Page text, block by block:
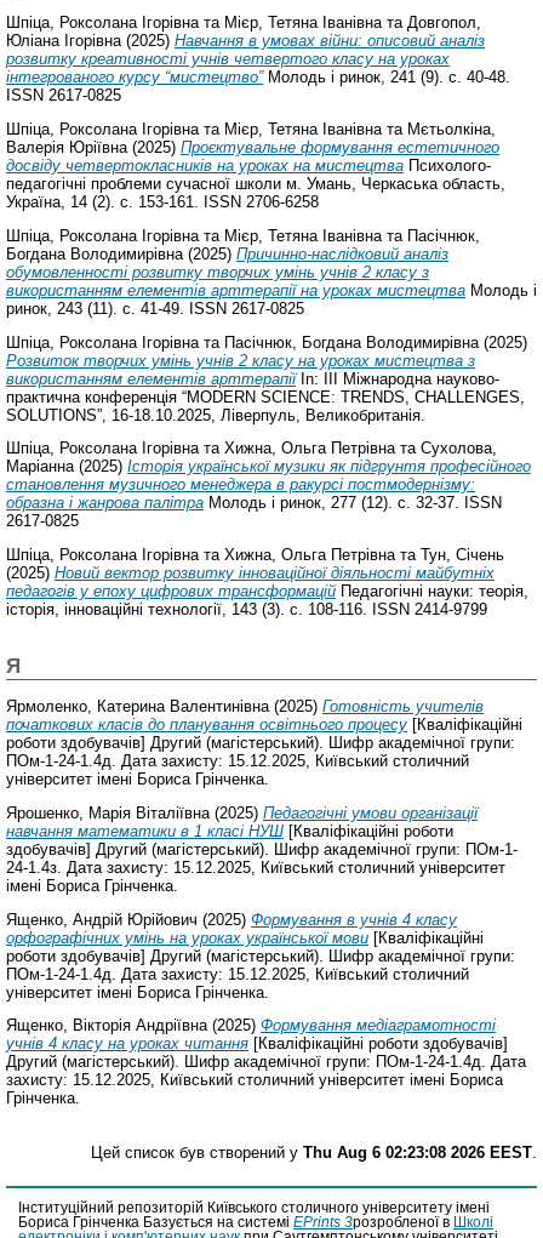
Шпіца, Роксолана Ігорівната Мієр, Тетяна Іванівната Довгопол,
Юліана Ігорівна(2025) Навчання в умовах війни: описовий аналіз
розвитку креативності учнів четвертого класу на уроках
інтегрованого курсу “мистецтво”Молодь і ринок, 241 (9). с. 40-48.
ISSN 2617-0825
Шпіца, Роксолана Ігорівна та Мієр, Тетяна Іванівна та Мєтьолкіна,
Валерія Юріївна (2025) Проєктувальне формування естетичного
досвіду четвертокласників на уроках на мистецтва Психолого-
педагогічні проблеми сучасної школи м. Умань, Черкаська область,
Україна, 14 (2). с. 153-161. ISSN 2706-6258
Шпіца, Роксолана Ігорівна та Мієр, Тетяна Іванівна та Пасічнюк,
Богдана Володимирівна (2025) Причинно-наслідковий аналіз
обумовленності розвитку творчих умінь учнів 2 класу з
використанням елементів арттерапії на уроках мистецтва Молодь і
ринок, 243 (11). с. 41-49. ISSN 2617-0825
Шпіца, Роксолана Ігорівна та Пасічнюк, Богдана Володимирівна (2025)
Розвиток творчих умінь учнів 2 класу на уроках мистецтва з
використанням елементів арттерапіїIn: III Міжнародна науково-
практична конференція “MODERN SCIENCE: TRENDS, CHALLENGES,
SOLUTIONS”, 16-18.10.2025, Ліверпуль, Великобританія.
Шпіца, Роксолана Ігорівната Хижна, Ольга Петрівната Сухолова,
Маріанна(2025) Історія української музики як підгрунтя професійного
становлення музичного менеджера в ракурсі постмодернізму:
образна і жанрова палітра Молодь і ринок, 277 (12). с. 32-37. ISSN
2617-0825
Шпіца, Роксолана Ігорівната Хижна, Ольга Петрівната Тун, Січень
(2025) Новий вектор розвитку інноваційної діяльності майбутніх
педагогів у епоху цифрових трансформацій Педагогічні науки: теорія,
історія, інноваційні технології, 143 (3). с. 108-116. ISSN 2414-9799
Я
Ярмоленко, Катерина Валентинівна (2025) Готовність учителів
початкових класів до планування освітнього процесу [Кваліфікаційні
роботи здобувачів] Другий (магістерський). Шифр академічної групи:
ПОм-1-24-1.4д. Дата захисту: 15.12.2025, Київський столичний
університет імені Бориса Грінченка.
Ярошенко, Марія Віталіївна (2025) Педагогічні умови організації
навчання математики в 1 класі НУШ [Кваліфікаційні роботи
здобувачів] Другий (магістерський). Шифр академічної групи: ПОм-1-
24-1.4з. Дата захисту: 15.12.2025, Київський столичний університет
імені Бориса Грінченка.
Ященко, Андрій Юрійович (2025) Формування в учнів 4 класу
орфографічних умінь на уроках української мови [Кваліфікаційні
роботи здобувачів] Другий (магістерський). Шифр академічної групи:
ПОм-1-24-1.4д. Дата захисту: 15.12.2025, Київський столичний
університет імені Бориса Грінченка.
Ященко, Вікторія Андріївна(2025) Формування медіаграмотності
учнів 4 класу на уроках читання [Кваліфікаційні роботи здобувачів]
Другий (магістерський). Шифр академічної групи: ПОм-1-24-1.4д. Дата
захисту: 15.12.2025, Київський столичний університет імені Бориса
Грінченка.
Цей список був створений у Thu Aug 6 02:23:08 2026 EEST.
Інституційний репозиторій Київського столичного університету імені
Бориса Грінченка Базується на системі EPrints 3розробленої в
Школі